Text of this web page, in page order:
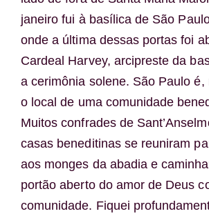
janeiro fui à basílica de São
onde a última dessas portas foi
Cardeal Harvey, arcipreste da
a cerimônia solene. São Paulo é,
o local de uma comunidade
Muitos confrades de
casas beneditinas se reuniram
aos monges da abadia e
portão aberto do amor de Deus
comunidade. Fiquei